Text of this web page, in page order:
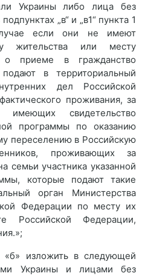
Украины либо лица без
„в“ и „в1“ пункта 1
если они не имеют
жительства или месту
о приеме в гражданство
в территориальный
дел Российской
проживания, за
имеющих свидетельство
программы по оказанию
переселению в Российскую
проживающих за
семьи участника указанной
которые подают такие
орган Министерства
Федерации по месту их
Российской Федерации,
изложить в следующей
Украины и лицами без